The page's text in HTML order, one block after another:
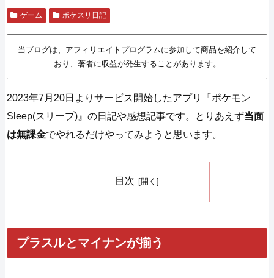
ゲーム ポケスリ日記
当ブログは、アフィリエイトプログラムに参加して商品を紹介して
おり、著者に収益が発生することがあります。
2023年7月20日よりサービス開始したアプリ『ポケモン
Sleep(スリープ)』の日記や感想記事です。とりあえず当面
は無課金でやれるだけやってみようと思います。
目次
プラスルとマイナンが揃う